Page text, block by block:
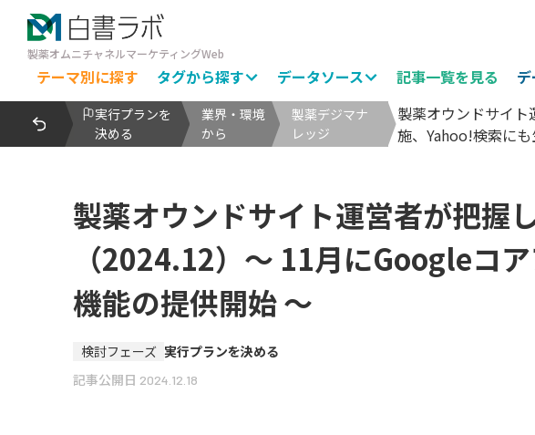
製薬オムニチャネルマーケティングWeb
テーマ別に探す タグから探す データソース 記事一覧を見る
実行プランを
決める
業界・環境
から
製薬デジマナ
レッジ
製薬オウンドサイ
施、Yahoo!検索に
製薬オウンドサイト運営者が把握
（2024.12）～ 11月にGoogleコ
機能の提供開始 ～
検討フェーズ 実行プランを決める
記事公開日 2024.12.18